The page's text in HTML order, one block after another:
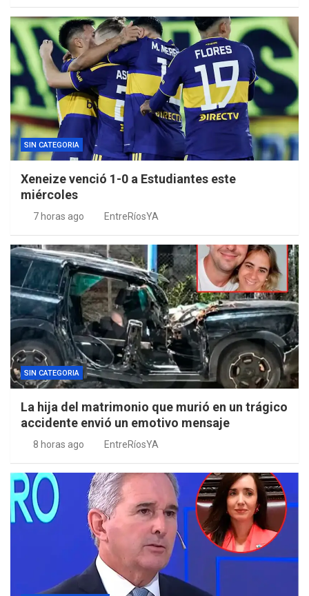
SIN CATEGORIA
Xeneize venció 1-0 a Estudiantes este
miércoles
7 horas ago EntreRíosYA
SIN CATEGORIA
La hija del matrimonio que murió en un trágico
accidente envió un emotivo mensaje
8 horas ago EntreRíosYA